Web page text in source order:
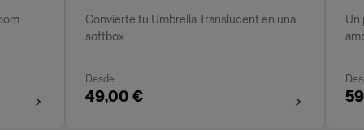
Convierte tu Umbrella Translucent en una
softbox
Desde
49,00 €
Un